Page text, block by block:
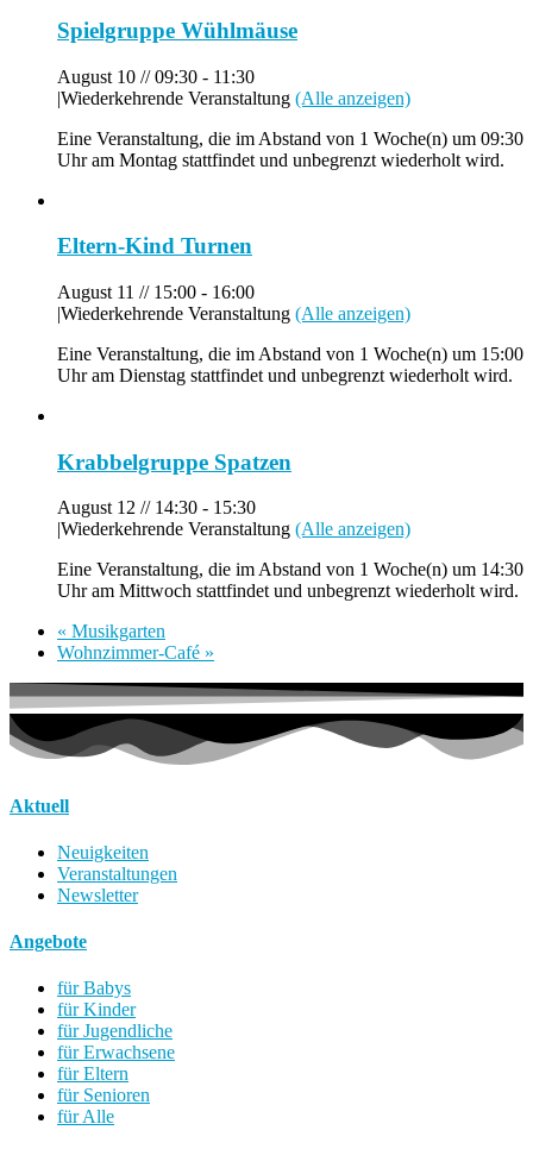
Spielgruppe Wühlmäuse
August 10 // 09:30 - 11:30
|Wiederkehrende Veranstaltung (Alle anzeigen)
Eine Veranstaltung, die im Abstand von 1 Woche(n) um 09:30
Uhr am Montag stattfindet und unbegrenzt wiederholt wird.
Eltern-Kind Turnen
August 11 // 15:00 - 16:00
|Wiederkehrende Veranstaltung (Alle anzeigen)
Eine Veranstaltung, die im Abstand von 1 Woche(n) um 15:00
Uhr am Dienstag stattfindet und unbegrenzt wiederholt wird.
Krabbelgruppe Spatzen
August 12 // 14:30 - 15:30
|Wiederkehrende Veranstaltung (Alle anzeigen)
Eine Veranstaltung, die im Abstand von 1 Woche(n) um 14:30
Uhr am Mittwoch stattfindet und unbegrenzt wiederholt wird.
« Musikgarten
Wohnzimmer-Café »
Aktuell
Neuigkeiten
Veranstaltungen
Newsletter
Angebote
für Babys
für Kinder
für Jugendliche
für Erwachsene
für Eltern
für Senioren
für Alle